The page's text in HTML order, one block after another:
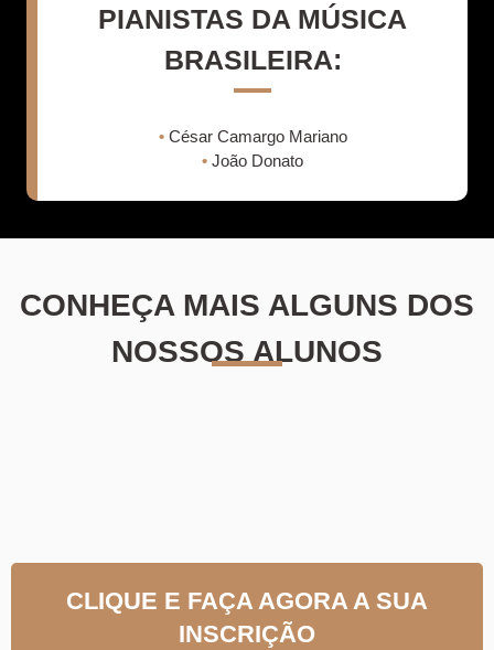
PIANISTAS DA MÚSICA
BRASILEIRA:
•César Camargo Mariano
• João Donato
CONHEÇA MAIS ALGUNS DOS
NOSSOS ALUNOS
CLIQUE E FAÇA AGORA A SUA
INSCRIÇÃO